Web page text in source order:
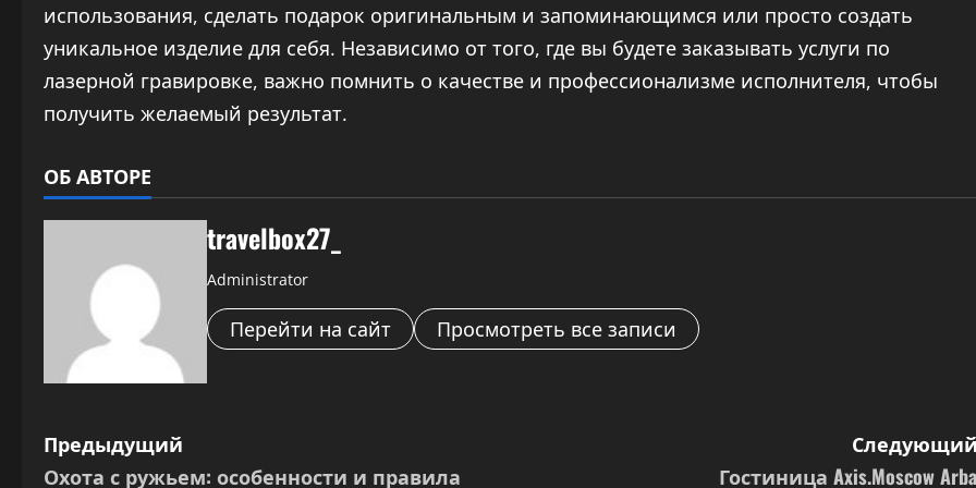
использования, сделать подарок оригинальным и запоминающимся или просто создать
уникальное изделие для себя. Независимо от того, где вы будете заказывать услуги по
лазерной гравировке, важно помнить о качестве и профессионализме исполнителя, чтобы
получить желаемый результат.
ОБ АВТОРЕ
travelbox27_
Administrator
Перейти на сайт Просмотреть все записи
Н
Предыдущий
Охота с ружьем: особенности и правила
Гостиница Axis.Moscow